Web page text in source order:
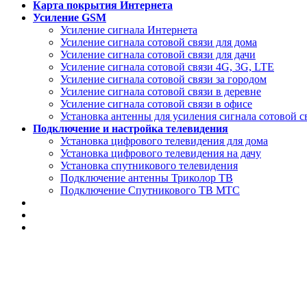
Карта покрытия Интернета
Усиление GSM
Усиление сигнала Интернета
Усиление сигнала сотовой связи для дома
Усиление сигнала сотовой связи для дачи
Усиление сигнала сотовой связи 4G, 3G, LTE
Усиление сигнала сотовой связи за городом
Усиление сигнала сотовой связи в деревне
Усиление сигнала сотовой связи в офисе
Установка антенны для усиления сигнала сотовой
Подключение и настройка телевидения
Установка цифрового телевидения для дома
Установка цифрового телевидения на дачу
Установка спутникового телевидения
Подключение антенны Триколор ТВ
Подключение Спутникового ТВ МТС